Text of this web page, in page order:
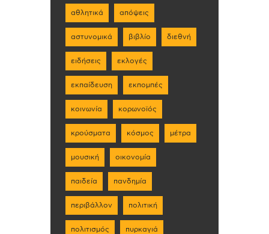
αθλητικά απόψεις
αστυνομικά βιβλίο διεθνή
ειδήσεις εκλογές
εκπαίδευση εκπομπές
κοινωνία κορωνοϊός
κρούσματα κόσμος μέτρα
μουσική οικονομία
παιδεία πανδημία
περιβάλλον πολιτική
πολιτισμός πυρκαγιά